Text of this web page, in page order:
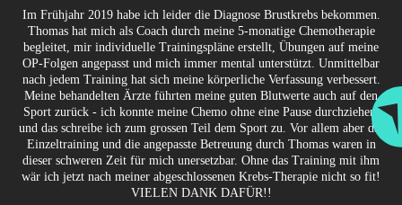
Im Frühjahr 2019 habe ich leider die Diagnose Brustkrebs bekommen.
Thomas hat mich als Coach durch meine 5-monatige Chemotherapie
begleitet, mir individuelle Trainingspläne erstellt, Übungen auf meine
OP-Folgen angepasst und mich immer mental unterstützt. Unmittelbar
nach jedem Training hat sich meine körperliche Verfassung verbessert.
Meine behandelten Ärzte führten meine guten Blutwerte auch auf den
Sport zurück - ich konnte meine Chemo ohne eine Pause durchziehen,
und das schreibe ich zum grossen Teil dem Sport zu. Vor allem aber das
Einzeltraining und die angepasste Betreuung durch Thomas waren in
dieser schweren Zeit für mich unersetzbar. Ohne das Training mit ihm
wär ich jetzt nach meiner abgeschlossenen Krebs-Therapie nicht so fit!
VIELEN DANK DAFÜR!!